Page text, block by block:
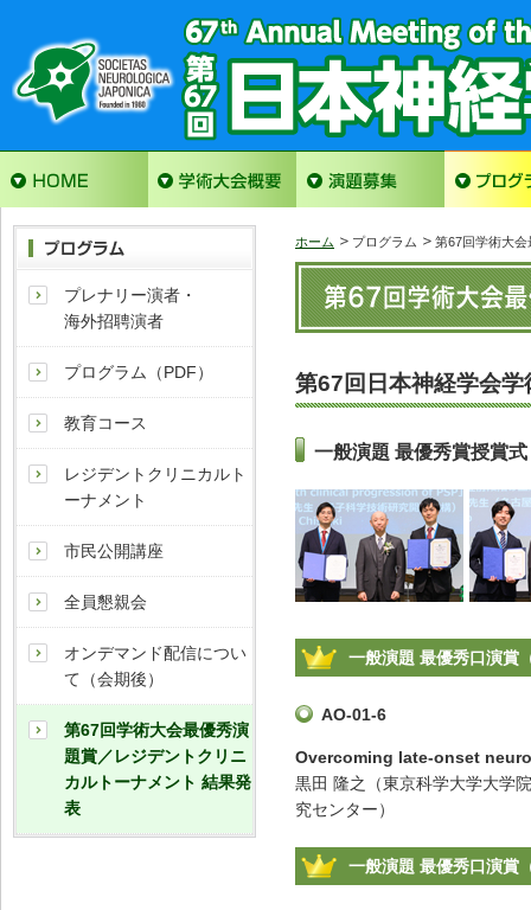
プレナリー演者・
海外招聘演者
プログラム（PDF）
教育コース
レジデントクリニカルト
ーナメント
市民公開講座
全員懇親会
オンデマンド配信につい
て（会期後）
第67回学術大会最優秀演
題賞／レジデントクリニ
カルトーナメント 結果発
表
ホーム プログラム 第67回学術大
第67回日本神経学会
一般演題 最優秀賞授賞式
一般演題 最優秀口演賞
AO-01-6
Overcoming late-onset
黒田 隆之（東京科学大学大学
究センター）
一般演題 最優秀口演賞